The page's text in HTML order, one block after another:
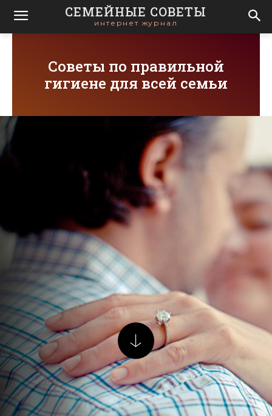
СЕМЕЙНЫЕ СОВЕТЫ
интернет журнал
Советы по правильной
гигиене для всей семьи